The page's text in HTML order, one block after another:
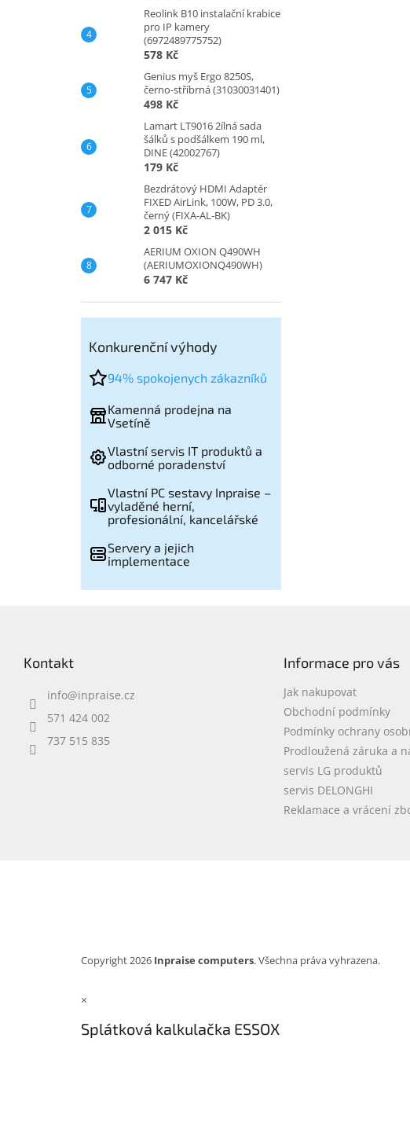
Reolink B10 instalační krabice
pro IP kamery
(6972489775752)
578 Kč
Genius myš Ergo 8250S,
černo-stříbrná (31030031401)
498 Kč
Lamart LT9016 2ílná sada
šálků s podšálkem 190 ml,
DINE (42002767)
179 Kč
Bezdrátový HDMI Adaptér
FIXED AirLink, 100W, PD 3.0,
černý (FIXA-AL-BK)
2 015 Kč
AERIUM OXION Q490WH
(AERIUMOXIONQ490WH)
6 747 Kč
Konkurenční výhody
94% spokojenych zákazníků
Kamenná prodejna na
Vsetíně
Vlastní servis IT produktů a
odborné poradenství
Vlastní PC sestavy Inpraise –
vyladěné herní,
profesionální, kancelářské
Servery a jejich
implementace
Kontakt
info@inpraise.cz
571 424 002
737 515 835
Informace pro vás
Jak nakupovat
Obchodní podmínky
Podmínky ochrany
Prodloužená záruka a
servis LG produktů
servis DELONGHI
Reklamace a vrácení
Copyright 2026 Inpraise computers. Všechna práva vyhrazena.
×
Splátková kalkulačka ESSOX